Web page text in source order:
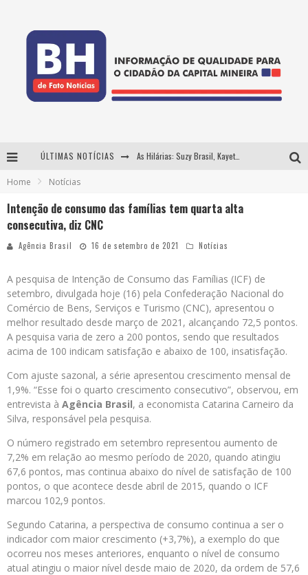
ÚLTIMAS NOTÍCIAS As Hilárias: Suzy Brasil, Kayete e Karoline Absinto retornam a Belo Horizonte para apresentação única no Teatro Sesiminas
Usecorp consolida a 'economia do uso' no B2B brasileiro, vira S.A. e impulsiona expansão com novo fundo estruturado
Home Notícias
Intenção de consumo das famílias tem quarta alta
consecutiva, diz CNC
Agência Brasil 16 de setembro de 2021 Notícias
A pesquisa de Intenção de Consumo das Famílias (ICF) de
setembro, divulgada hoje (16) pela Confederação Nacional do
Comércio de Bens, Serviços e Turismo (CNC), apresentou o
melhor resultado desde março de 2021, alcançando 72,5 pontos.
A pesquisa varia de zero a 200 pontos, sendo que resultados
acima de 100 indicam satisfação e abaixo de 100, insatisfação.
Com ajuste sazonal, a série apresentou crescimento mensal de
1,9%. “Esse foi o quarto crescimento consecutivo”, observou, em
entrevista à Agência Brasil, a economista Catarina Carneiro da
Silva, responsável pela pesquisa.
O número registrado em setembro representou aumento de
7,2% em relação ao mesmo período de 2020, quando atingiu
67,6 pontos, mas continua abaixo do nível de satisfação de 100
pontos, o que acontece desde abril de 2015, quando o ICF
marcou 102,9 pontos.
Segundo Catarina, a perspectiva de consumo continua a ser o
indicador com maior crescimento (+3,7%), a exemplo do que
ocorreu nos meses anteriores, enquanto o nível de consumo
atual atingiu o maior nível desde maio de 2020, da ordem de 57,6